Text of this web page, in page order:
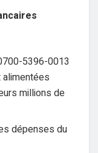
5396-0013
millions de
dépenses du